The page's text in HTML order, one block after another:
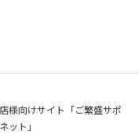
様向けサイト「ご繁盛サポ
ット」